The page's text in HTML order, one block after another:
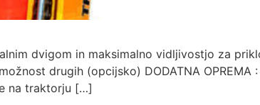
dvigom in maksimalno vidljivostjo za
drugih (opcijsko) DODATNA OPREMA
na traktorju […]